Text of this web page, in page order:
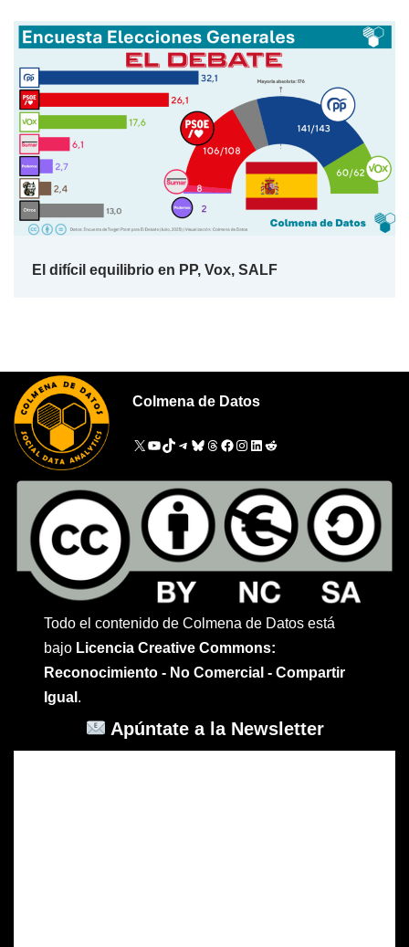
El difícil equilibrio en PP, Vox, SALF
Colmena de Datos
Todo el contenido de Colmena de Datos está
bajo Licencia Creative Commons:
Reconocimiento - No Comercial - Compartir
Igual .
Apúntate a la Newsletter